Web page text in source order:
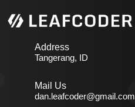
Address
Tangerang, ID
Mail Us
dan.leafcoder@gmail.com